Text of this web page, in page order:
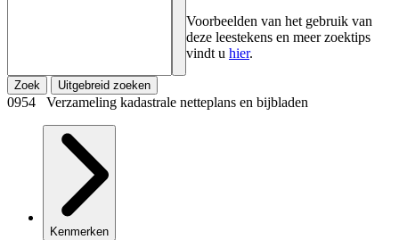
Voorbeelden van het gebruik van
deze leestekens en meer zoektips
vindt u hier.
Zoek Uitgebreid zoeken
0954 Verzameling kadastrale netteplans en bijbladen
Kenmerken